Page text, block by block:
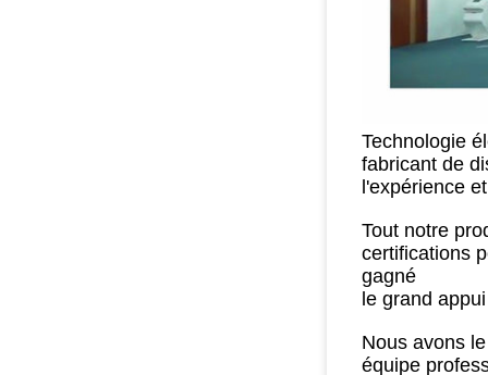
Technologie
fabricant de
l'expérience
Tout notre
certifications
gagné
le grand
Nous avons
équipe